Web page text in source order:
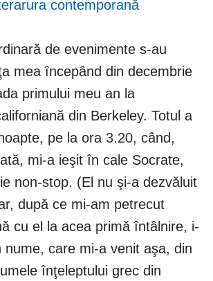
contemporană
de evenimente s-au
mea începând din decembrie
primului meu an la
din Berkeley. Totul a
pe la ora 3.20, când,
mi-a ieşit în cale Socrate,
non-stop. (El nu şi-a dezvăluit
după ce mi-am petrecut
cu el la acea primă întâlnire, i-
nume, care mi-a venit aşa, din
înţeleptului grec din